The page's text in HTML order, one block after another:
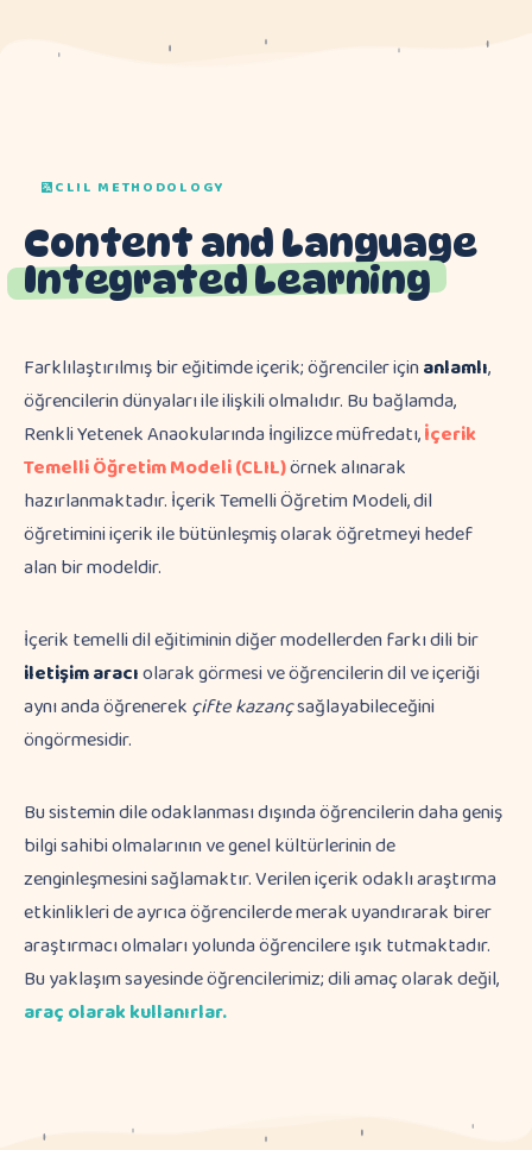
CLIL METHODOLOGY
Content and Language
Integrated Learning
Farklılaştırılmış bir eğitimde içerik; öğrenciler içinanlamlı,
öğrencilerin dünyaları ile ilişkili olmalıdır. Bu bağlamda,
Renkli Yetenek Anaokularında İngilizce müfredatı,İçerik
Temelli Öğretim Modeli (CLIL)örnek alınarak
hazırlanmaktadır. İçerik Temelli Öğretim Modeli, dil
öğretimini içerik ile bütünleşmiş olarak öğretmeyi hedef
alan bir modeldir.
İçerik temelli dil eğitiminin diğer modellerden farkı dili bir
iletişim aracıolarak görmesi ve öğrencilerin dil ve içeriği
aynı anda öğrenerekçifte kazançsağlayabileceğini
öngörmesidir.
Bu sistemin dile odaklanması dışında öğrencilerin daha geniş
bilgi sahibi olmalarının ve genel kültürlerinin de
zenginleşmesini sağlamaktır. Verilen içerik odaklı araştırma
etkinlikleri de ayrıca öğrencilerde merak uyandırarak birer
araştırmacı olmaları yolunda öğrencilere ışık tutmaktadır.
Bu yaklaşım sayesinde öğrencilerimiz; dili amaç olarak değil,
araç olarak kullanırlar.